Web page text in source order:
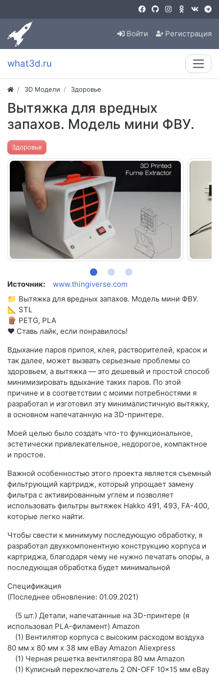
Войти Регистрация
what3d.ru
3D Модели Здоровье
Вытяжка для вредных
запахов. Модель мини ФВУ.
Здоровье
Источник:
www.thingiverse.com
📁 Вытяжка для вредных запахов. Модель мини ФВУ.
📐 STL
🪵 PETG, PLA
❤️ Ставь лайк, если понравилось!
Вдыхание паров припоя, клея, растворителей, красок и
так далее, может вызвать серьезные проблемы со
здоровьем, а вытяжка — это дешевый и простой способ
минимизировать вдыхание таких паров. По этой
причине и в соответствии с моими потребностями я
разработал и изготовил эту минималистичную вытяжку,
в основном напечатанную на 3D-принтере.
Моей целью было создать что-то функциональное,
эстетически привлекательное, недорогое, компактное
и простое.
Важной особенностью этого проекта является съемный
фильтрующий картридж, который упрощает замену
фильтра с активированным углем и позволяет
использовать фильтры вытяжек Hakko 491, 493, FA-400,
которые легко найти.
Чтобы свести к минимуму последующую обработку, я
разработал двухкомпонентную конструкцию корпуса и
картриджа, благодаря чему не нужно печатать опоры, а
последующая обработка будет минимальной
Спецификация
(Последнее обновление: 01.09.2021)
(5 шт.) Детали, напечатанные на 3D-принтере (я
использовал PLA-филамент) Amazon
(1) Вентилятор корпуса с высоким расходом воздуха
80 мм x 80 мм x 38 мм eBay Amazon Aliexpress
(1) Черная решетка вентилятора 80 мм Amazon
(1) Кулисный переключатель 2 ON-OFF 10x15 мм eBay